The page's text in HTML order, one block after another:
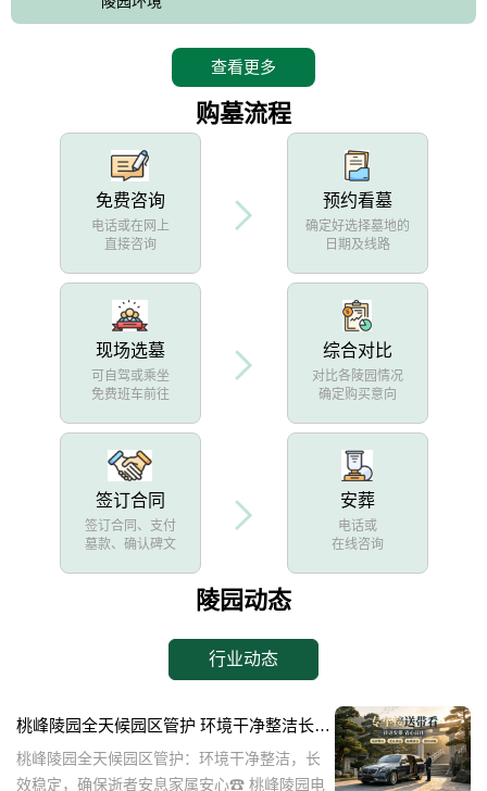
查看更多
购墓流程
免费咨询
电话或在网上
直接咨询
预约看墓
确定好选择墓地的
日期及线路
现场选墓
可自驾或乘坐
免费班车前往
综合对比
对比各陵园情况
确定购买意向
签订合同
签订合同、支付
墓款、确认碑文
安葬
电话或
在线咨询
陵园动态
行业动态
桃峰陵园全天候园区管护 环境干净整洁长效稳定，确保逝者安息家属安心
桃峰陵园全天候园区管护：环境干净整洁，长
效稳定，确保逝者安息家属安心☎ 桃峰陵园电